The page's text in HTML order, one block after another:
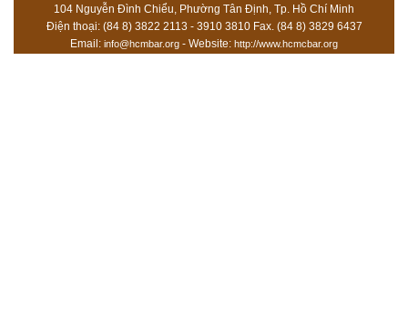
104 Nguyễn Đình Chiểu, Phường Tân Định, Tp. Hồ Chí Minh
Điện thoại: (84 8) 3822 2113 - 3910 3810 Fax. (84 8) 3829 6437
Email: info@hcmbar.org - Website: http://www.hcmcbar.org